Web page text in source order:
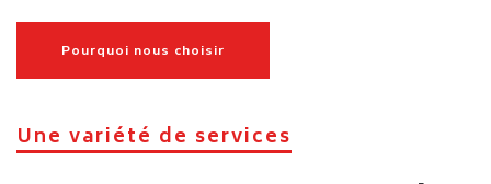
Les critères d’une bonne entreprise de
déménagement à Meyzieu
clair, détaillé et cohérent avec votre situation réelle. Le